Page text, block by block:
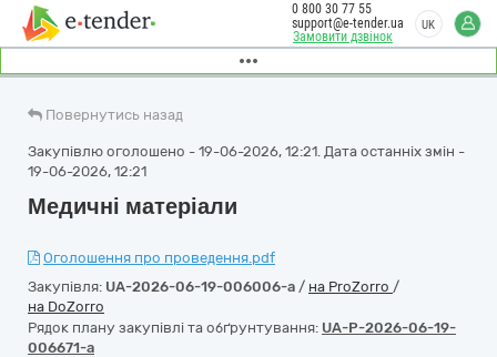
Замовити дзвінок
0 800 30 77 55
support@e-tender.ua
UK
Повернутись назад
Закупівлю оголошено - 19-06-2026, 12:21. Дата останніх змін -
19-06-2026, 12:21
Медичні матеріали
Оголошення про проведення.pdf
Закупівля: UA-2026-06-19-006006-a / на ProZorro /
на DoZorro
Рядок плану закупівлі та обґрунтування: UA-P-2026-06-19-
006671-a